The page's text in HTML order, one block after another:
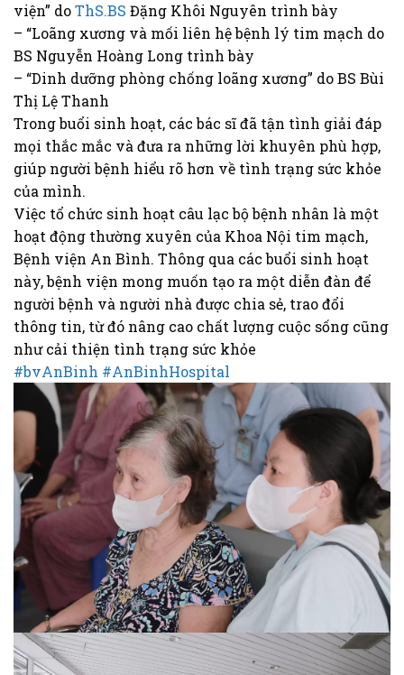
viện” doThS.BS Đặng Khôi Nguyên trình bày
– “Loãng xương và mối liên hệ bệnh lý tim mạch do
BS Nguyễn Hoàng Long trình bày
– “Dinh dưỡng phòng chống loãng xương” do BS Bùi
Thị Lệ Thanh
Trong buổi sinh hoạt, các bác sĩ đã tận tình giải đáp
mọi thắc mắc và đưa ra những lời khuyên phù hợp,
giúp người bệnh hiểu rõ hơn về tình trạng sức khỏe
của mình.
Việc tổ chức sinh hoạt câu lạc bộ bệnh nhân là một
hoạt động thường xuyên của Khoa Nội tim mạch,
Bệnh viện An Bình. Thông qua các buổi sinh hoạt
này, bệnh viện mong muốn tạo ra một diễn đàn để
người bệnh và người nhà được chia sẻ, trao đổi
thông tin, từ đó nâng cao chất lượng cuộc sống cũng
như cải thiện tình trạng sức khỏe
#bvAnBinh #AnBinhHospital